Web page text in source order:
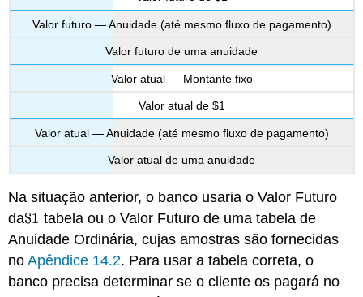
Valor futuro — Anuidade (até mesmo fluxo de pagamento)
Valor futuro de uma anuidade
Valor atual — Montante fixo
Valor atual de $1
Valor atual — Anuidade (até mesmo fluxo de pagamento)
Valor atual de uma anuidade
Na situação anterior, o banco usaria o Valor Futuro
da$1
$1 tabela ou o Valor Futuro de uma tabela de
Anuidade Ordinária, cujas amostras são fornecidas
noApêndice 14.2. Para usar a tabela correta, o
banco precisa determinar se o cliente os pagará no